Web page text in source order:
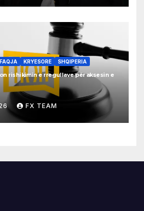
KRYESORE SHQIPERIA
rishikimin e rregullave për aksesin e
FX TEAM